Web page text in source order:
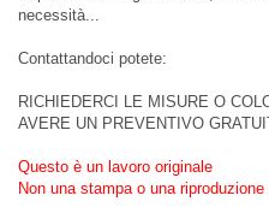
necessità...
Contattandoci potete:
RICHIEDERCI LE MISURE O
AVERE UN PREVENTIVO
Questo è un lavoro originale
Non una stampa o una riproduzione